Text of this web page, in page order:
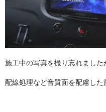
施工中の写真を撮り忘れました
配線処理など音質面を配慮した